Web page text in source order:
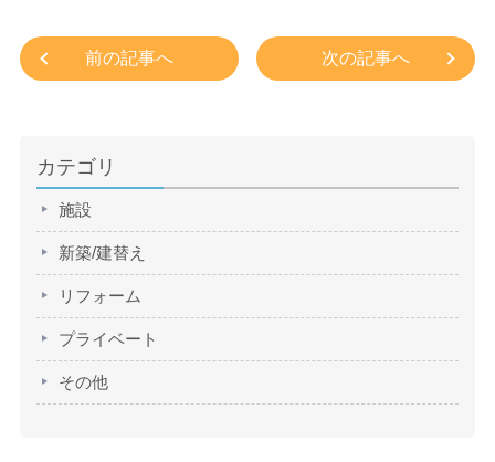
前の記事へ 次の記事へ
カテゴリ
施設
新築/建替え
リフォーム
プライベート
その他